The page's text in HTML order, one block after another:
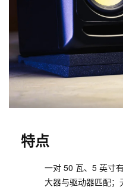
特点
一对 50 瓦、5 英寸
大器与驱动器匹配；